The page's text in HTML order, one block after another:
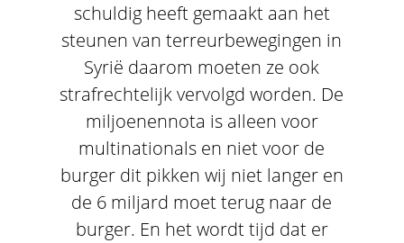
schuldig heeft gemaakt aan het
steunen van terreurbewegingen in
Syrië daarom moeten ze ook
strafrechtelijk vervolgd worden. De
miljoenennota is alleen voor
multinationals en niet voor de
burger dit pikken wij niet langer en
de 6 miljard moet terug naar de
burger. En het wordt tijd dat er